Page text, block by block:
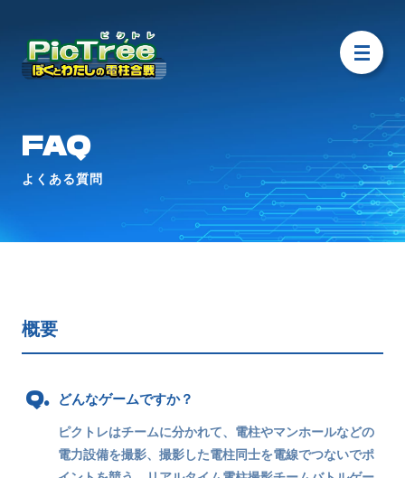
FAQ
よくある質問
概要
どんなゲームですか？
ピクトレはチームに分かれて、電柱やマンホールなどの
電力設備を撮影、撮影した電柱同士を電線でつないでポ